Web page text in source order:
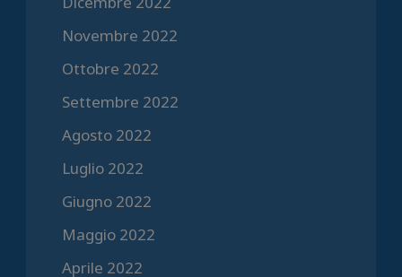
Novembre 2022
Ottobre 2022
Settembre 2022
Agosto 2022
Luglio 2022
Giugno 2022
Maggio 2022
Aprile 2022